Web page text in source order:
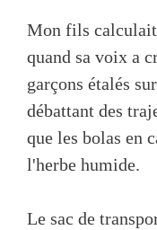
Mon fils
quand sa voix a
garçons étalés
débattant des
que les bolas en
l'herbe humide.
Le sac de